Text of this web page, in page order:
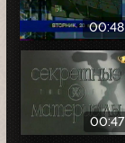
00:48
00:47